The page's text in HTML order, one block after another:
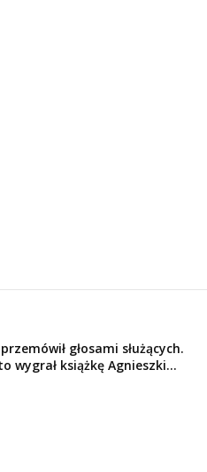
głosami służących.
wygrał książkę Agnieszki...